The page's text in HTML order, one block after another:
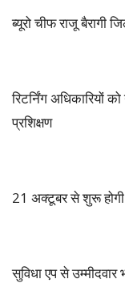
ब्यूरो चीफ राजू बैरागी
रिटर्निंग अधिकारियों
प्रशिक्षण
21 अक्टूबर से शुरू
सुविधा एप से